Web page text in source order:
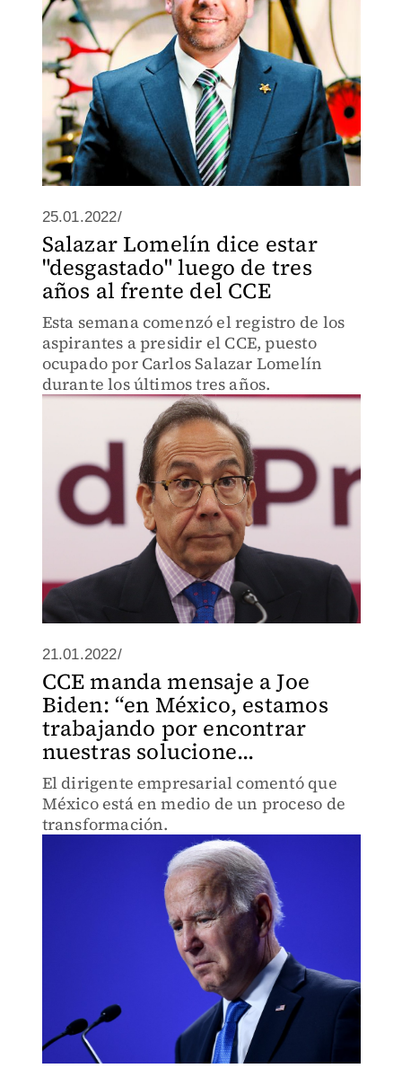
25.01.2022/
Salazar Lomelín dice estar
"desgastado" luego de tres
años al frente del CCE
Esta semana comenzó el registro de los
aspirantes a presidir el CCE, puesto
ocupado por Carlos Salazar Lomelín
durante los últimos tres años.
21.01.2022/
CCE manda mensaje a Joe
Biden: “en México, estamos
trabajando por encontrar
nuestras solucione...
El dirigente empresarial comentó que
México está en medio de un proceso de
transformación.